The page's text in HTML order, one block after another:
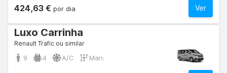
Ver
424,63 € por dia
Luxo Carrinha
Renault Trafic ou similar
9 4 A/C Man.